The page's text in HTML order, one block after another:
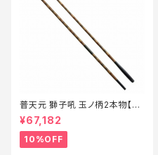
普天元 獅子吼 玉ノ柄2本物【継
続セール_ロッド】【10】
¥67,182
10%OFF